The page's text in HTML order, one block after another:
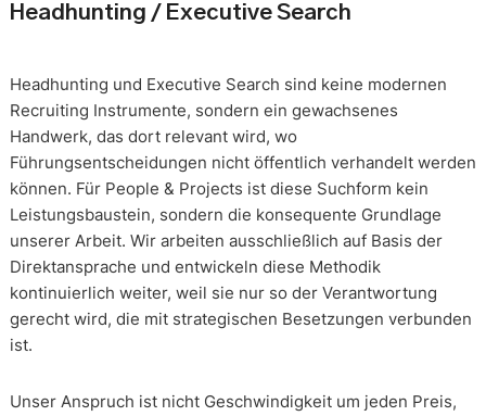
Headhunting / Executive Search
Headhunting und Executive Search sind keine modernen
Recruiting Instrumente, sondern ein gewachsenes
Handwerk, das dort relevant wird, wo
Führungsentscheidungen nicht öffentlich verhandelt werden
können. Für People & Projects ist diese Suchform kein
Leistungsbaustein, sondern die konsequente Grundlage
unserer Arbeit. Wir arbeiten ausschließlich auf Basis der
Direktansprache und entwickeln diese Methodik
kontinuierlich weiter, weil sie nur so der Verantwortung
gerecht wird, die mit strategischen Besetzungen verbunden
ist.
Unser Anspruch ist nicht Geschwindigkeit um jeden Preis,